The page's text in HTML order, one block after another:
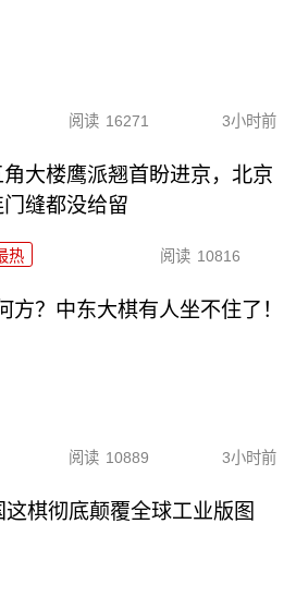
阅读 16271 3小时前
角大楼鹰派翘首盼进京，北京
门缝都没给留
热 阅读 10816
方？中东大棋有人坐不住了！
阅读 10889 3小时前
这棋彻底颠覆全球工业版图